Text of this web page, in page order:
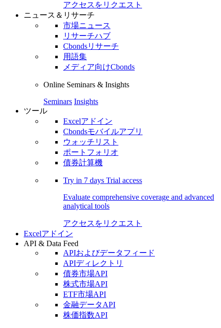
アクセスをリクエスト
ニュース＆リサーチ
市場ニュース
リサーチハブ
Cbondsリサーチ
用語集
メディア向けCbonds
Online Seminars & Insights
Seminars Insights
ツール
Excelアドイン
Cbondsモバイルアプリ
ウォッチリスト
ポートフォリオ
債券計算機
Try in 7 days Trial access
Evaluate comprehensive coverage and advanced
analytical tools
アクセスをリクエスト
Excelアドイン
API & Data Feed
APIおよびデータフィード
APIディレクトリ
債券市場API
株式市場API
ETF市場API
金融データAPI
株価指数API